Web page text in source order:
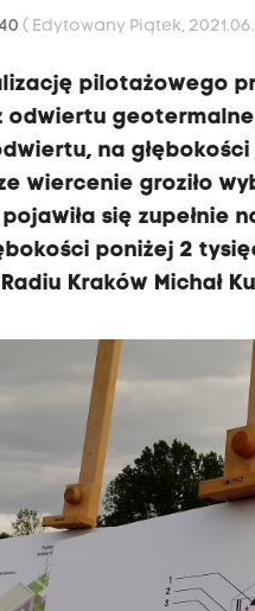
( Edytowany Piątek,
pilotażowego
na
wiercenie groziło
się zupełnie
poniżej 2
Kraków Michał